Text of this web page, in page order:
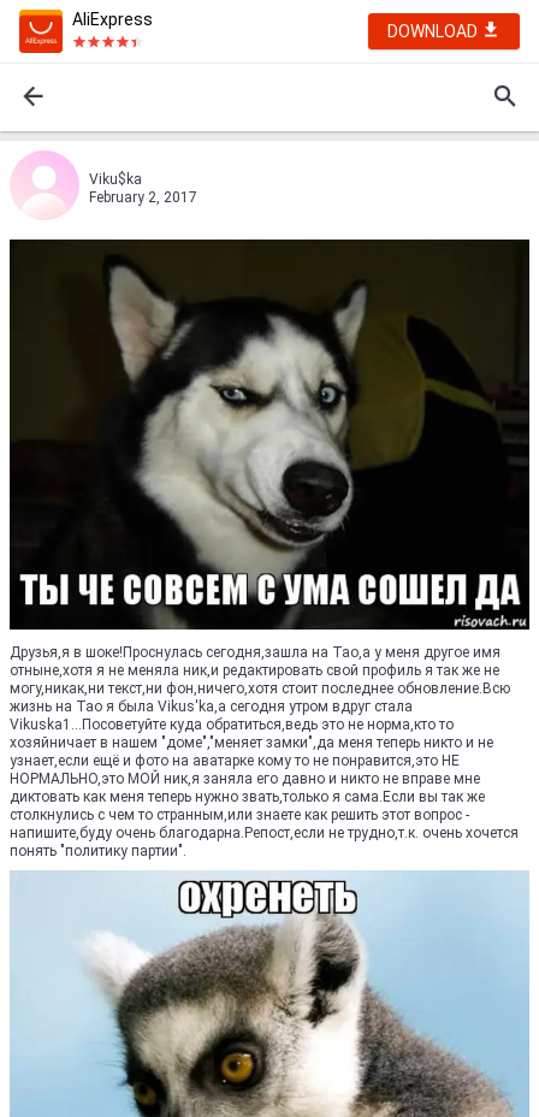
AliExpress
DOWNLOAD
Viku$ka
February 2, 2017
Друзья,я в шоке!Проснулась сегодня,зашла на Тао,а у меня другое имя
отныне,хотя я не меняла ник,и редактировать свой профиль я так же не
могу,никак,ни текст,ни фон,ничего,хотя стоит последнее обновление.Всю
жизнь на Тао я была Vikus'ka,а сегодня утром вдруг стала
Vikuska1...Посоветуйте куда обратиться,ведь это не норма,кто то
хозяйничает в нашем "доме","меняет замки",да меня теперь никто и не
узнает,если ещё и фото на аватарке кому то не понравится,это НЕ
НОРМАЛЬНО,это МОЙ ник,я заняла его давно и никто не вправе мне
диктовать как меня теперь нужно звать,только я сама.Если вы так же
столкнулись с чем то странным,или знаете как решить этот вопрос -
напишите,буду очень благодарна.Репост,если не трудно,т.к. очень хочется
понять "политику партии".